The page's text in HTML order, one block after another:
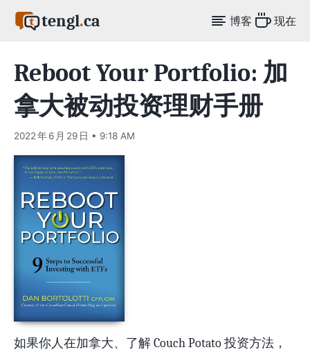
tengl.ca 博客 现在
Reboot Your Portfolio: 加
拿大被动投资理财手册
2022 年 6 月 29 日 • 9:18 AM
如果你人在加拿大、了解 Couch Potato 投资方法，